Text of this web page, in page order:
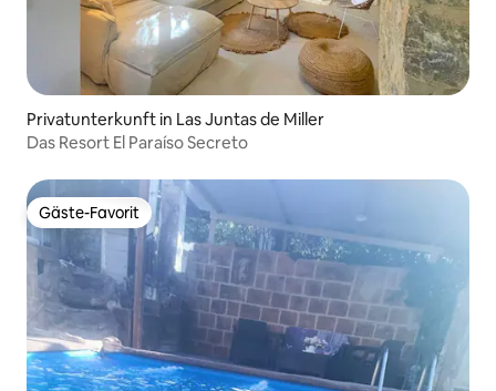
Privatunterkunft in Las Juntas de Miller
Das Resort El Paraíso Secreto
Gäste-Favorit
Gäste-Favorit